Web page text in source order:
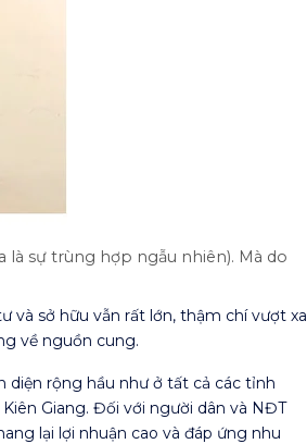
sự trùng hợp ngẫu nhiên). Mà do
và sở hữu vẫn rất lớn, thậm chí vượt xa
về nguồn cung.
diện rộng hầu như ở tất cả các tỉnh
Giang. Đối với người dân và NĐT
lại lợi nhuận cao và đáp ứng nhu